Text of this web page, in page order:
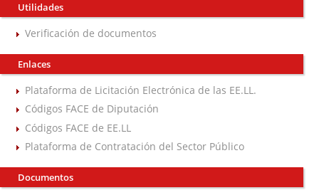
Utilidades
Verificación de documentos
Enlaces
Plataforma de Licitación Electrónica de las EE.LL.
Códigos FACE de Diputación
Códigos FACE de EE.LL
Plataforma de Contratación del Sector Público
Documentos